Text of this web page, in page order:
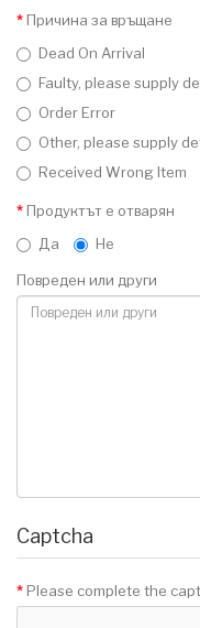
Причина за връщане
Dead On Arrival
Faulty, please supply
Order Error
Other, please supply
Received Wrong Item
Продуктът е отварян
Да
Не
Повреден или други
Captcha
Please complete the